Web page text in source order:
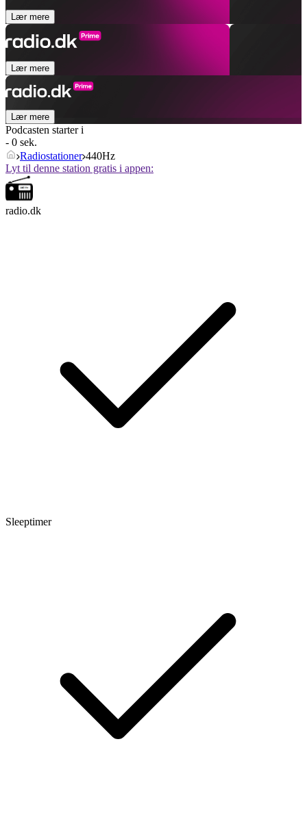
Lær mere
Lær mere
Lær mere
Podcasten starter i
- 0 sek.
Radiostationer 440Hz
Lyt til denne station gratis i appen:
radio.dk
Sleeptimer